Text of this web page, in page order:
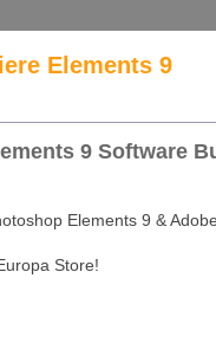
Elements 9
9 Software
Elements 9 &
Store!